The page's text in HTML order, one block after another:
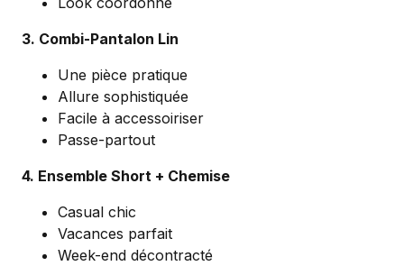
3. Combi-Pantalon Lin
Une pièce pratique
Allure sophistiquée
Facile à accessoiriser
Passe-partout
4. Ensemble Short + Chemise
Casual chic
Vacances parfait
Week-end décontracté